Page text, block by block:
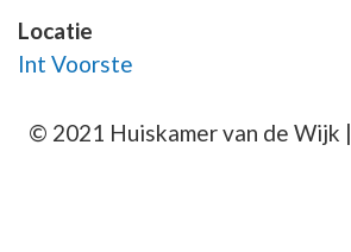
Locatie
Int Voorste
© 2021 Huiskamer van de Wijk |